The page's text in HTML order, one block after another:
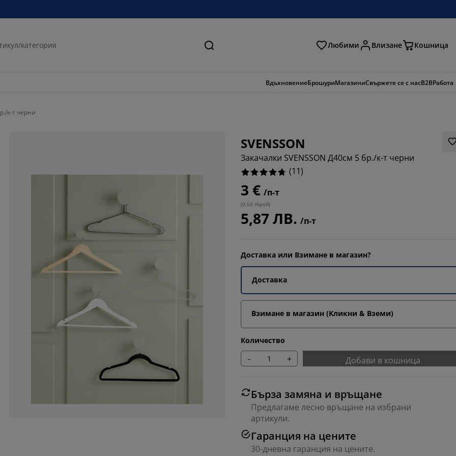
Търсене Любими Влизане Кошница
ВдъхновениеБрошуриМагазиниСвържете се с насB2BРабота
к-т черни
SVENSSON
Закачалки SVENSSON Д40см 5 бр./к-т черни
(11)
3 € /п-т
(0,60 /брой)
5,87 ЛВ. /п-т
Доставка или Взимане в магазин?
Доставка
Взимане в магазин (Кликни & Вземи)
Количество
- + Добави в кошница
Бърза замяна и връщане
Предлагаме лесно връщане на избрани
артикули.
Гаранция на цените
30-дневна гаранция на цените.
90.9090909090909%
9.090909090909092%